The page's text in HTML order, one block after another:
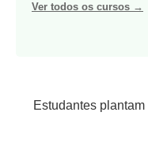
Ver todos os cursos →
Estudantes